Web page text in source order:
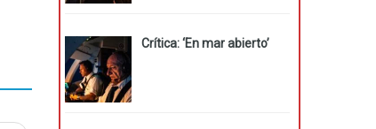
Crítica: ‘En mar abierto’